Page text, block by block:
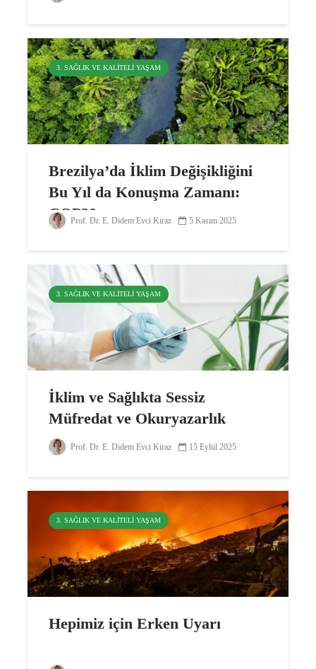
3. SAĞLIK VE KALITELI YAŞAM
Brezilya’da İklim Değişikliğini
Bu Yıl da Konuşma Zamanı:
COP30Prof. Dr. E. Didem Evci Kiraz 5 Kasım 2025
3. SAĞLIK VE KALITELI YAŞAM
İklim ve Sağlıkta Sessiz
Müfredat ve Okuryazarlık
Prof. Dr. E. Didem Evci Kiraz 15 Eylül 2025
3. SAĞLIK VE KALITELI YAŞAM
Hepimiz için Erken Uyarı